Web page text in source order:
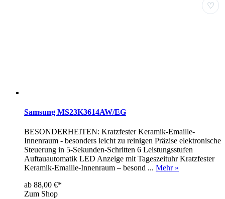
♡
Samsung MS23K3614AW/EG
BESONDERHEITEN: Kratzfester Keramik-Emaille-
Innenraum - besonders leicht zu reinigen Präzise elektronische
Steuerung in 5-Sekunden-Schritten 6 Leistungsstufen
Auftauautomatik LED Anzeige mit Tageszeituhr Kratzfester
Keramik-Emaille-Innenraum – besond ... Mehr »
ab 88,00 €*
Zum Shop